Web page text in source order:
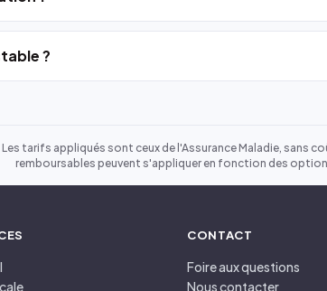
?
tarifs appliqués sont ceux de l'Assurance Maladie, sans
remboursables peuvent s'appliquer en fonction des
CONTACT
Foire aux questions
Nous contacter